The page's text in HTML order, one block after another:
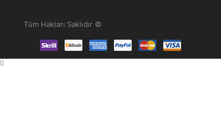
Tüm Hakları Saklıdır ©